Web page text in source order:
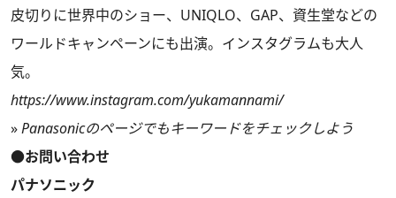
皮切りに世界中のショー、UNIQLO、GAP、資生堂などの
ワールドキャンペーンにも出演。インスタグラムも大人
気。
https://www.instagram.com/yukamannami/
»Panasonicのページでもキーワードをチェックしよう
●お問い合わせ
パナソニック